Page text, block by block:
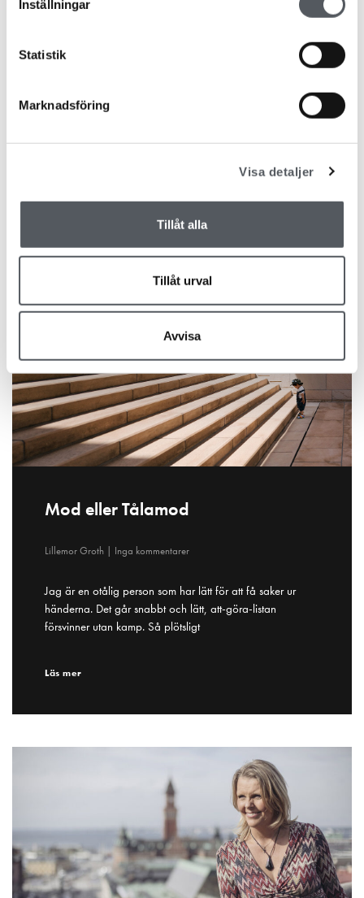
Inställningar
Statistik
Marknadsföring
Visa detaljer
Tillåt alla
Tillåt urval
Avvisa
Mod eller Tålamod
Lillemor Groth Inga kommentarer
Jag är en otålig person som har lätt för att få saker ur
händerna. Det går snabbt och lätt, att-göra-listan
försvinner utan kamp. Så plötsligt
Läs mer